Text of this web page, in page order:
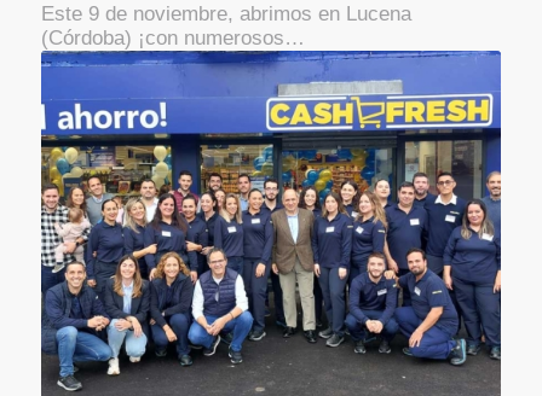
Este 9 de noviembre, abrimos en Lucena
(Córdoba) ¡con numerosos…